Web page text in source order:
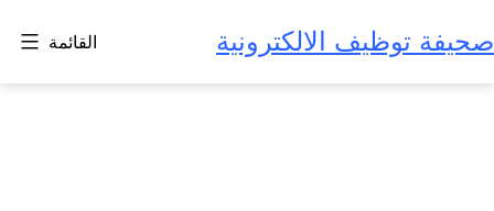
إلى
المحتوى
صحيفة توظيف الالكترونية القائمة